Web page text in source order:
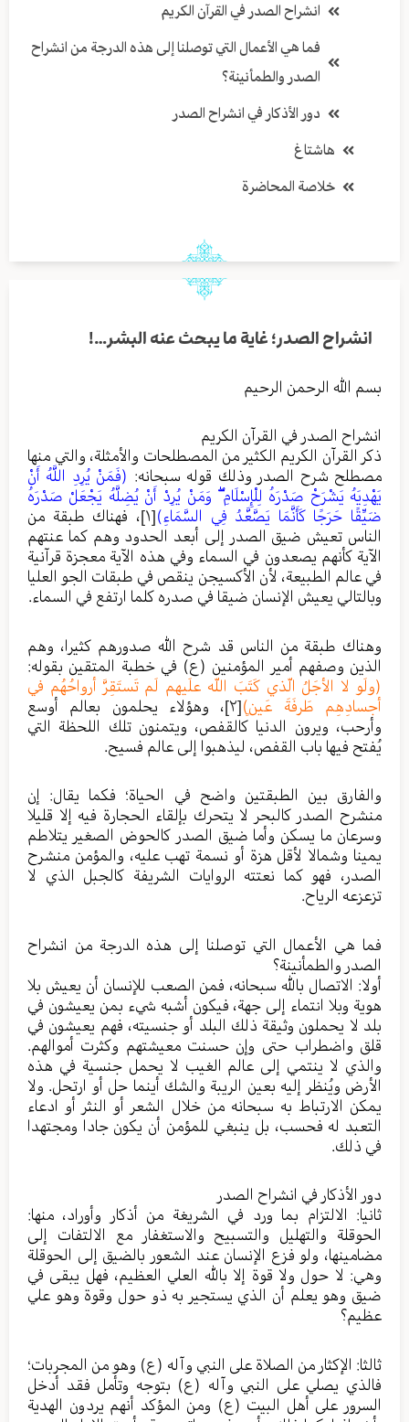
انشراح الصدر في القرآن الكريم
فما هي الأعمال التي توصلنا إلى هذه الدرجة من انشراح
الصدر والطمأنينة؟
دور الأذكار في انشراح الصدر
هاشتاغ
خلاصة المحاضرة
انشراح الصدر؛ غاية ما يبحث عنه البشر…!
بسم الله الرحمن الرحيم
انشراح الصدر في القرآن الكريم
ذكر القرآن الكريم الكثير من المصطلحات والأمثلة، والتي منها
مصطلح شرح الصدر وذلك قوله سبحانه: (فَمَنْ يُرِدِ اللَّهُ أَنْ
يَهْدِيَهُ يَشْرَحْ صَدْرَهُ لِلْإِسْلَامِ ۖ وَمَنْ يُرِدْ أَنْ يُضِلَّهُ يَجْعَلْ صَدْرَهُ
ضَيِّقًا حَرَجًا كَأَنَّمَا يَصَّعَّدُ فِي السَّمَاءِ)[١] ، فهناك طبقة من
الناس تعيش ضيق الصدر إلى أبعد الحدود وهم كما عنتهم
الآية كأنهم يصعدون في السماء وفي هذه الآية معجزة قرآنية
في عالم الطبيعة، لأن الأكسيجن ينقص في طبقات الجو العليا
وبالتالي يعيش الإنسان ضيقا في صدره كلما ارتفع في السماء.
وهناك طبقة من الناس قد شرح الله صدورهم كثيرا، وهم
الذين وصفهم أمير المؤمنين (ع) في خطبة المتقين بقوله:
(ولَو لا الأجَلُ الّذي كَتَبَ اللّه علَيهم لَم تَستَقِرَّ أرواحُهُم في
أجسادِهِم طَرفَةَ عَينٍ)[٢]
، وهؤلاء يحلمون بعالم أوسع
وأرحب، ويرون الدنيا كالقفص، ويتمنون تلك اللحظة التي
يُفتح فيها باب القفص، ليذهبوا إلى عالم فسيح.
والفارق بين الطبقتين واضح في الحياة؛ فكما يقال: إن
منشرح الصدر كالبحر لا يتحرك بإلقاء الحجارة فيه إلا قليلا
وسرعان ما يسكن وأما ضيق الصدر كالحوض الصغير يتلاطم
يمينا وشمالا لأقل هزة أو نسمة تهب عليه، والمؤمن منشرح
الصدر، فهو كما نعتته الروايات الشريفة كالجبل الذي لا
تزعزعه الرياح.
فما هي الأعمال التي توصلنا إلى هذه الدرجة من انشراح
الصدر والطمأنينة؟
أولا: الاتصال بالله سبحانه، فمن الصعب للإنسان أن يعيش بلا
هوية وبلا انتماء إلى جهة، فيكون أشبه شيء بمن يعيشون في
بلد لا يحملون وثيقة ذلك البلد أو جنسيته، فهم يعيشون في
قلق واضطراب حتى وإن حسنت معيشتهم وكثرت أموالهم.
والذي لا ينتمي إلى عالم الغيب لا يحمل جنسية في هذه
الأرض ويُنظر إليه بعين الريبة والشك أينما حل أو ارتحل. ولا
يمكن الارتباط به سبحانه من خلال الشعر أو النثر أو ادعاء
التعبد له فحسب، بل ينبغي للمؤمن أن يكون جادا ومجتهدا
في ذلك.
دور الأذكار في انشراح الصدر
ثانيا: الالتزام بما ورد في الشريغة من أذكار وأوراد، منها:
الحوقلة والتهليل والتسبيح والاستغفار مع الالتفات إلى
مضامينها، ولو فزع الإنسان عند الشعور بالضيق إلى الحوقلة
وهي: لا حول ولا قوة إلا بالله العلي العظيم، فهل يبقى في
ضيق وهو يعلم أن الذي يستجير به ذو حول وقوة وهو علي
عظيم؟
ثالثا: الإكثار من الصلاة على النبي وآله (ع) وهو من المجربات؛
فالذي يصلي على النبي وآله (ع) بتوجه وتأمل فقد أدخل
السرور على أهل البيت (ع) ومن المؤكد أنهم يردون الهدية